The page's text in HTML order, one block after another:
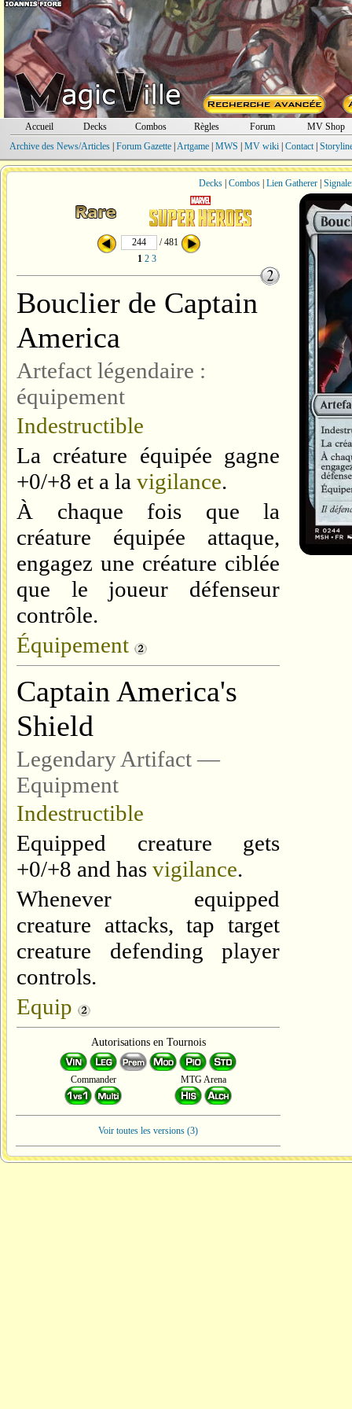
Accueil Decks Combos Règles Forum
MV Shop
Archive des News/Articles| Forum Gazette| Artgame| MWS MV wiki| Contact|
Decks| Combos| Lien Gatherer|
/ 481
1 2 3
Bouclier de Captain
America
Artefact légendaire :
équipement
Indestructible
La créature équipée gagne
+0/+8 et a la vigilance.
À chaque fois que la
créature équipée attaque,
engagez une créature ciblée
que le joueur défenseur
contrôle.
Équipement
Captain America's
Shield
Legendary Artifact —
Equipment
Indestructible
Equipped creature gets
+0/+8 and has vigilance.
Whenever equipped
creature attacks, tap target
creature defending player
controls.
Equip
Autorisations en Tournois
Commander MTG Arena
Voir toutes les versions (3)